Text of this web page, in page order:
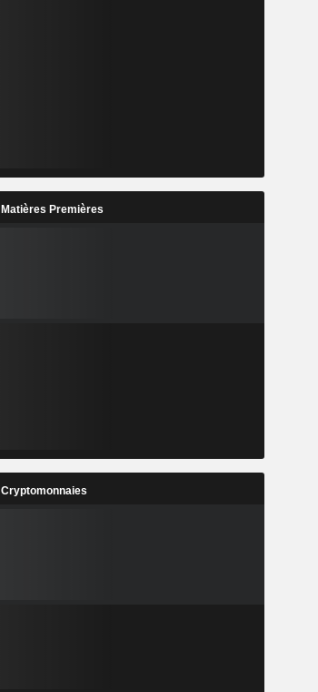
Matières Premières
Cryptomonnaies